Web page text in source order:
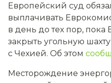
Европейский суд
выплачивать
в день до тех пор, пока
закрыть угольную
с Чехией. Об этом
Месторождение